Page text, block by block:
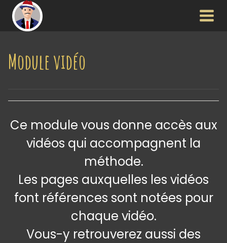
Aller
contenu
Module vidéo
Ce module vous donne accès aux
vidéos qui accompagnent la
méthode.
Les pages auxquelles les vidéos
font références sont notées pour
chaque vidéo.
Vous-y retrouverez aussi des